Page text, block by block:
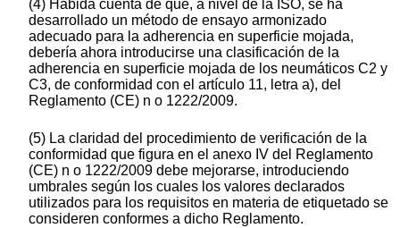
(4) Habida cuenta de que, a nivel de la ISO, se ha
desarrollado un método de ensayo armonizado
adecuado para la adherencia en superficie mojada,
debería ahora introducirse una clasificación de la
adherencia en superficie mojada de los neumáticos C2 y
C3, de conformidad con el artículo 11, letra a), del
Reglamento (CE) n o 1222/2009.
(5) La claridad del procedimiento de verificación de la
conformidad que figura en el anexo IV del Reglamento
(CE) n o 1222/2009 debe mejorarse, introduciendo
umbrales según los cuales los valores declarados
utilizados para los requisitos en materia de etiquetado se
consideren conformes a dicho Reglamento.